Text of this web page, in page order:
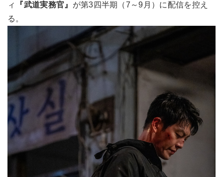
ィ
『武道実務官』 が第3四半期（7～9月）に配信を控え
る。